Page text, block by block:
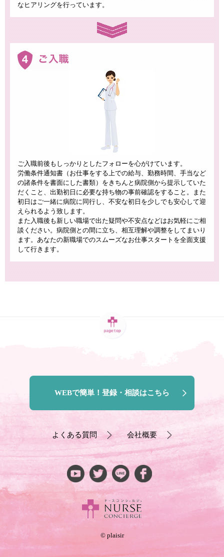
なヒアリングを行っています。
ご入職前後もしっかりとしたフォローを心がけています。
労働条件通知書（お仕事をする上での給与、勤務時間、手当など
の諸条件を書面にした書類）をきちんと病院側から提示していた
だくこと、出勤初日に必要な持ち物の事前確認をすること。また
初日はご一緒に病院に同行し、不安な初日を少しでも安心して迎
えられるよう致します。
また入職後も新しい職場で出た疑問や不安点などはお気軽にご相
談ください。病院側との間に立ち、相互理解や調整をしてまいり
ます。あなたの新職場でのスムーズなお仕事スタートを全面支援
して行きます。
WEBで簡単！登録・相談はこちら
よくある質問 会社概要
© plaisir